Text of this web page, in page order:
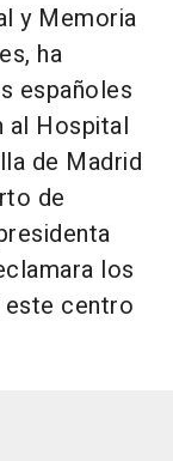
y Memoria
ha
españoles
al Hospital
de Madrid
de
los
centro